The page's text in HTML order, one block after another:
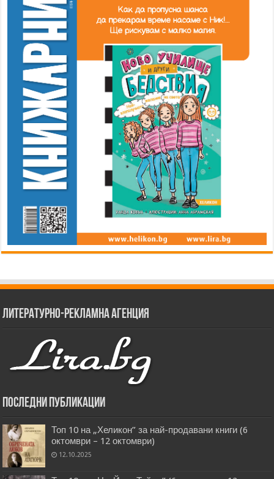
Литературно-рекламна агенция
Последни публикации
Топ 10 на „Хеликон” за най-продавани книги (6
октомври – 12 октомври)
12.10.2025